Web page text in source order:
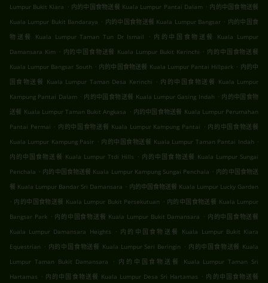
Lumpur Bukit Kiara . 内的中国食物送餐 Kuala Lumpur Pantai Dalam . 内的中国食物送餐
Kuala Lumpur Bukit Bandaraya . 内的中国食物送餐 Kuala Lumpur Bangsar . 内的中国食
物送餐 Kuala Lumpur Taman Tun Dr Ismail
. 内的中国食物送餐 Kuala Lumpur
Damansara Kim . 内的中国食物送餐 Kuala Lumpur Bukit Kerinchi . 内的中国食物送餐
Kuala Lumpur Bangsar South . 内的中国食物送餐 Kuala Lumpur Pantai Hillpark . 内的中
国食物送餐 Kuala Lumpur Taman Desa Kerinchi . 内的中国食物送餐 Kuala Lumpur
Kampung Pantai Dalam . 内的中国食物送餐 Kuala Lumpur Gasing Indah . 内的中国食物
送餐 Kuala Lumpur Taman Bukit Angkasa . 内的中国食物送餐 Kuala Lumpur Perumahan
Pantai Permai . 内的中国食物送餐 Kuala Lumpur Kampung Pantai . 内的中国食物送餐
Kuala Lumpur Kampung Pasir . 内的中国食物送餐 Kuala Lumpur Taman Pantai Indah .
内的中国食物送餐 Kuala Lumpur Ttdi Hills . 内的中国食物送餐 Kuala Lumpur Sungai
Penchala . 内的中国食物送餐 Kuala Lumpur Kampung Sungai Penchala . 内的中国食物送
餐 Kuala Lumpur Bandar Sri Damansara . 内的中国食物送餐 Kuala Lumpur Lucky Garden
. 内的中国食物送餐 Kuala Lumpur Bukit Persekutuan . 内的中国食物送餐 Kuala Lumpur
Bangsar Park . 内的中国食物送餐 Kuala Lumpur Bukit Damansara . 内的中国食物送餐
Kuala Lumpur Damansara Heights
. 内的中国食物送餐 Kuala Lumpur Bukit Kiara
Equestrian . 内的中国食物送餐 Kuala Lumpur Seri Beringin . 内的中国食物送餐 Kuala
Lumpur Taman Bukit Damansara
. 内的中国食物送餐 Kuala Lumpur Taman Sri
Hartamas . 内的中国食物送餐 Kuala Lumpur Desa Sri Hartamas . 内的中国食物送餐